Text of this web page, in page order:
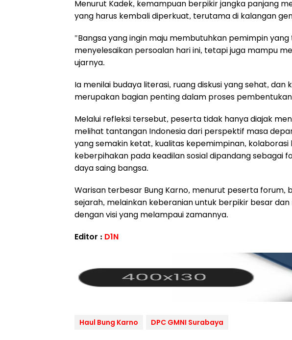
Menurut Kadek, kemampuan berpikir jangka panjang
yang harus kembali diperkuat, terutama di kalangan
"Bangsa yang ingin maju membutuhkan pemimpin
menyelesaikan persoalan hari ini, tetapi juga mampu
ujarnya.
Ia menilai budaya literasi, ruang diskusi yang sehat,
merupakan bagian penting dalam proses
Melalui refleksi tersebut, peserta tidak hanya diajak
melihat tantangan Indonesia dari perspektif masa
yang semakin ketat, kualitas kepemimpinan, kolaborasi
keberpihakan pada keadilan sosial dipandang sebagai
daya saing bangsa.
Warisan terbesar Bung Karno, menurut peserta forum,
sejarah, melainkan keberanian untuk berpikir besar
dengan visi yang melampaui zamannya.
Editor : D1N
Haul Bung Karno DPC GMNI Surabaya